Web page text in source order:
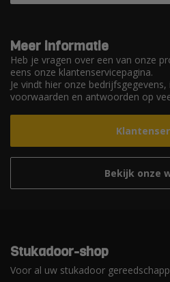
Meer informatie
Heb je vragen over een van onze
eens onze klantenservicepagina.
Je vindt hier onze
voorwaarden en antwoorden op
Bekijk onze
Stukadoor-shop
Voor al uw stukadoor